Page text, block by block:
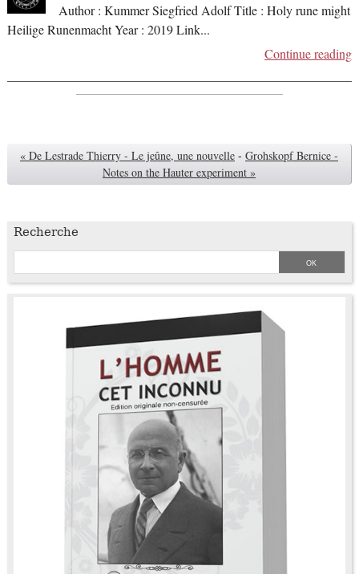
Author : Kummer Siegfried Adolf Title : Holy rune might
Heilige Runenmacht Year : 2019 Link...
Continue reading
« De Lestrade Thierry - Le jeûne, une nouvelle - Grohskopf Bernice -
Notes on the Hauter experiment »
Recherche